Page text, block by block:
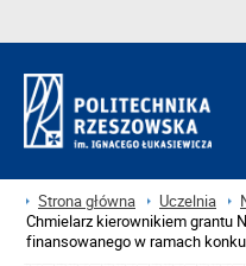
Strona główna Uczelnia
Chmielarz kierownikiem grantu
finansowanego w ramach